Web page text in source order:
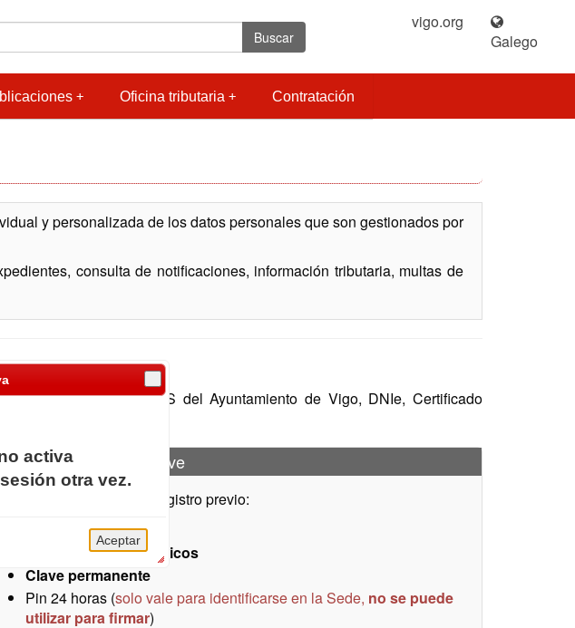
Buscar
vigo.org
Galego
Oficina tributaria Contratación
y personalizada de los datos personales que son gestionados por
consulta de notificaciones, información tributaria, multas de
Clave PIN-SMS del Ayuntamiento de Vigo, DNIe, Certificado
/ DNIe / Cl@ve
Acceso sin necesidad de registro previo:
DNI electrónico
Certificados electrónicos
Clave permanente
Pin 24 horas (solo vale para identificarse en la Sede, no se puede
utilizar para firmar)
activa
otra vez.
Aceptar